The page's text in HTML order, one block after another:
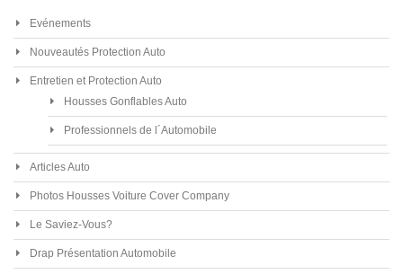
Evénements
Nouveautés Protection Auto
Entretien et Protection Auto
Housses Gonflables Auto
Professionnels de l´Automobile
Articles Auto
Photos Housses Voiture Cover Company
Le Saviez-Vous?
Drap Présentation Automobile